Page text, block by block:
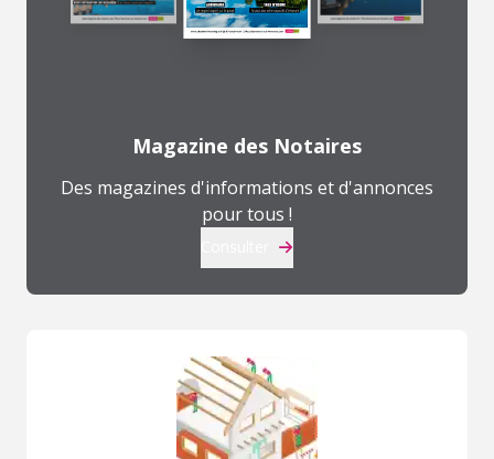
Magazine des Notaires
Des magazines d'informations et d'annonces
pour tous !